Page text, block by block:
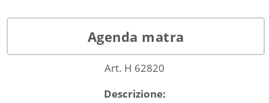
Agenda matra
Art. H 62820
Descrizione: